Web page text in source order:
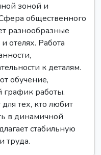
зоной и
общественного
разнообразные
отелях. Работа
к деталям.
обучение,
график работы.
тех, кто любит
в динамичной
стабильную
труда.